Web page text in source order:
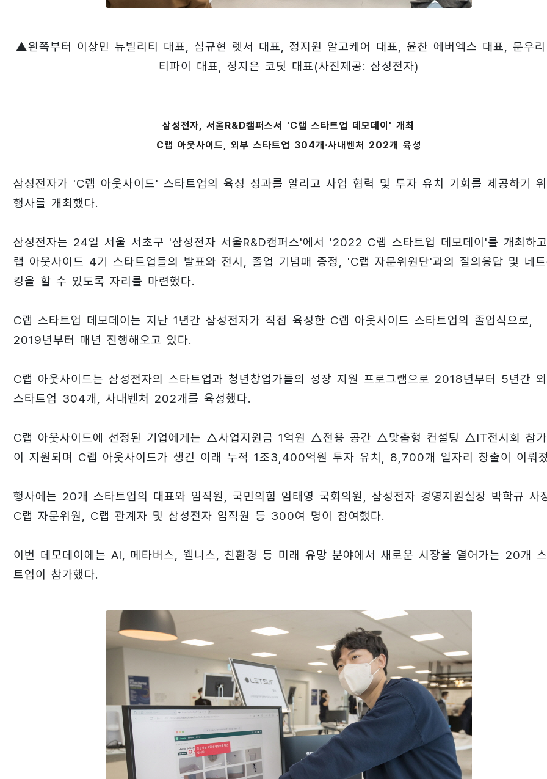
▲왼쪽부터 이상민 뉴빌리티 대표, 심규현 렛서 대표, 정지원 알고케어 대표, 윤찬 에버엑스 대표, 문우
티파이 대표, 정지은 코딧 대표(사진제공: 삼성전자)
삼성전자, 서울R&D캠퍼스서 'C랩 스타트업 데모데이' 개최
C랩 아웃사이드, 외부 스타트업 304개·사내벤처 202개 육성
삼성전자가 'C랩 아웃사이드' 스타트업의 육성 성과를 알리고 사업 협력 및 투자 유치 기회를 제공하기
행사를 개최했다.
삼성전자는 24일 서울 서초구 '삼성전자 서울R&D캠퍼스'에서 '2022 C랩 스타트업 데모데이'를 개최하
랩 아웃사이드 4기 스타트업들의 발표와 전시, 졸업 기념패 증정, 'C랩 자문위원단'과의 질의응답 및 네
킹을 할 수 있도록 자리를 마련했다.
C랩 스타트업 데모데이는 지난 1년간 삼성전자가 직접 육성한 C랩 아웃사이드 스타트업의 졸업식으로,
2019년부터 매년 진행해오고 있다.
C랩 아웃사이드는 삼성전자의 스타트업과 청년창업가들의 성장 지원 프로그램으로 2018년부터 5년간
스타트업 304개, 사내벤처 202개를 육성했다.
C랩 아웃사이드에 선정된 기업에게는 △사업지원금 1억원 △전용 공간 △맞춤형 컨설팅 △IT전시회 참
이 지원되며 C랩 아웃사이드가 생긴 이래 누적 1조3,400억원 투자 유치, 8,700개 일자리 창출이 이뤄
행사에는 20개 스타트업의 대표와 임직원, 국민의힘 엄태영 국회의원, 삼성전자 경영지원실장 박학규 사
C랩 자문위원, C랩 관계자 및 삼성전자 임직원 등 300여 명이 참여했다.
이번 데모데이에는 AI, 메타버스, 웰니스, 친환경 등 미래 유망 분야에서 새로운 시장을 열어가는 20개
트업이 참가했다.